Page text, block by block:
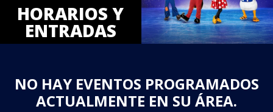
HORARIOS Y
ENTRADAS
NO HAY EVENTOS PROGRAMADOS
ACTUALMENTE EN SU ÁREA.